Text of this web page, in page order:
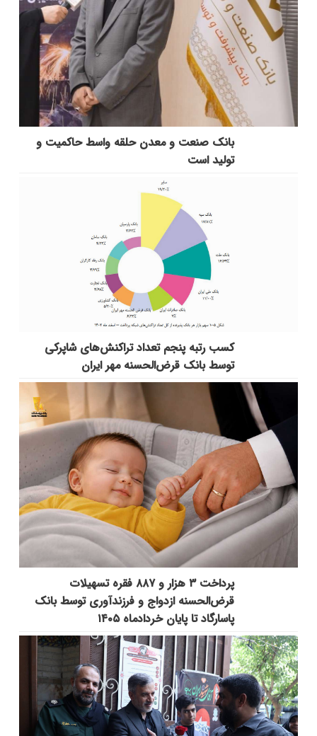
بانك صنعت و معدن حلقه واسط حاكمیت و
تولید است
کسب رتبه پنجم تعداد تراکنش‌های شاپرکی
توسط بانک قرض‌الحسنه مهر ایران
پرداخت ۳ هزار و ۸۸۷ فقره تسهیلات
قرض‌الحسنه ازدواج و فرزندآوری توسط بانک
پاسارگاد تا پایان خردادماه ۱۴۰۵